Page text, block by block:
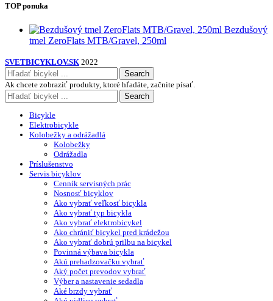
TOP ponuka
Bezdušový
tmel ZeroFlats MTB/Gravel, 250ml
SVETBICYKLOV.SK 2022
Search
Ak chcete zobraziť produkty, ktoré hľadáte, začnite písať.
Search
Bicykle
Elektrobicykle
Kolobežky a odrážadlá
Kolobežky
Odrážadla
Príslušenstvo
Servis bicyklov
Cenník servisných prác
Nosnosť bicyklov
Ako vybrať veľkosť bicykla
Ako vybrať typ bicykla
Ako vybrať elektrobicykel
Ako chrániť bicykel pred krádežou
Ako vybrať dobrú prilbu na bicykel
Povinná výbava bicykla
Akú prehadzovačku vybrať
Aký počet prevodov vybrať
Výber a nastavenie sedadla
Aké brzdy vybrať